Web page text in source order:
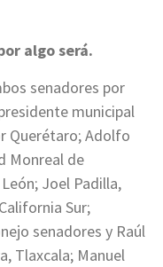
algo será.
senadores por
municipal
Querétaro; Adolfo
Monreal de
Joel Padilla,
Sur;
senadores y Raúl
Tlaxcala; Manuel